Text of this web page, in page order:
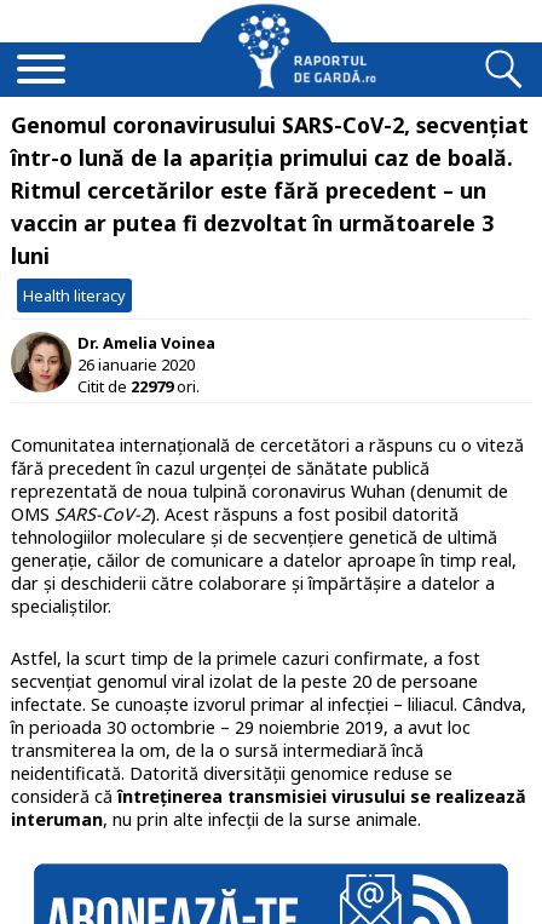
Genomul coronavirusului SARS-CoV-2, secvențiat
într-o lună de la apariția primului caz de boală.
Ritmul cercetărilor este fără precedent – un
vaccin ar putea fi dezvoltat în următoarele 3
luni
Health literacy
Dr. Amelia Voinea
26 ianuarie 2020
Citit de 22979ori.
Comunitatea internațională de cercetători a răspuns cu o viteză
fără precedent în cazul urgenței de sănătate publică
reprezentată de noua tulpină coronavirus Wuhan (denumit de
OMS SARS-CoV-2). Acest răspuns a fost posibil datorită
tehnologiilor moleculare și de secvențiere genetică de ultimă
generație, căilor de comunicare a datelor aproape în timp real,
dar și deschiderii către colaborare și împărtășire a datelor a
specialiștilor.
Astfel, la scurt timp de la primele cazuri confirmate, a fost
secvențiat genomul viral izolat de la peste 20 de persoane
infectate. Se cunoaște izvorul primar al infecției – liliacul. Cândva,
în perioada 30 octombrie – 29 noiembrie 2019, a avut loc
transmiterea la om, de la o sursă intermediară încă
neidentificată. Datorită diversității genomice reduse se
consideră căîntreținerea transmisiei virusului se realizează
interuman, nu prin alte infecții de la surse animale.